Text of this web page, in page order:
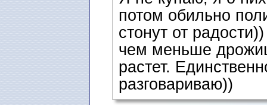
потом обильно
стонут от
чем меньше
растет.
разговариваю))